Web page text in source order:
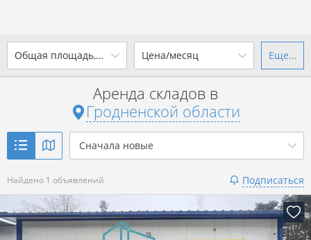
Общая площадь, м
до
Показать 1 объявление
Цена/месяц
от до
р. за м
Показать 1 объявление
Еще...
Аренда складов в
Гродненской области
Сначала новые
Найдено 1 объявлений Подписаться
Ваш город -state Гродненская
Да Выбрать город